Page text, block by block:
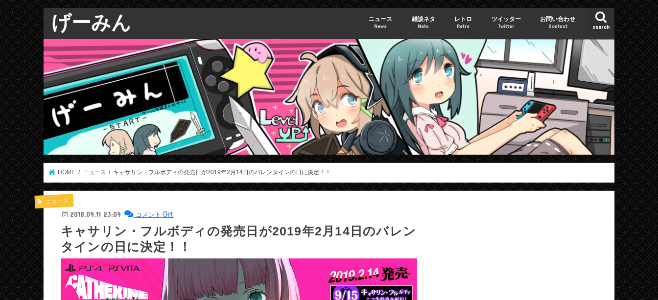
げーみん search
ニュース
News
雑談ネタ
Neta
レトロ
Retro
ツイッター
Twitter
お問い合わせ
Contact
HOME ニュース キャサリン・フルボディの発売日が2019年2月14日のバレンタインの日に決定！！
ニュース
2018.09.11 23:09 コメント 0件
キャサリン・フルボディの発売日が2019年2月14日のバレン
タインの日に決定！！